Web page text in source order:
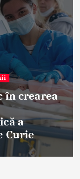
în crearea
a
Curie